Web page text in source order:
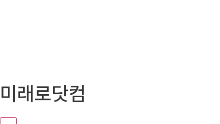
텐
로
미래로닷컴